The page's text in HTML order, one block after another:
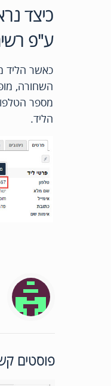
כיצד
ע"פ
כאשר הליד
השחורה,
מספר
הליד.
פוסטים